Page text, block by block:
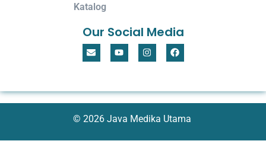
Katalog
Our Social Media
© 2026 Java Medika Utama